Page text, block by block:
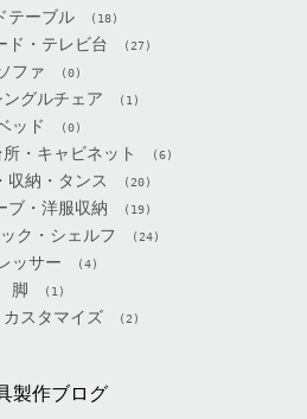
テーブル (18)
ド・テレビ台 (27)
ファ (0)
グルチェア (1)
ッド (0)
・キャビネット (6)
収納・タンス (20)
ブ・洋服収納 (19)
ク・シェルフ (24)
ッサー (4)
脚 (1)
カスタマイズ (2)
製作ブログ